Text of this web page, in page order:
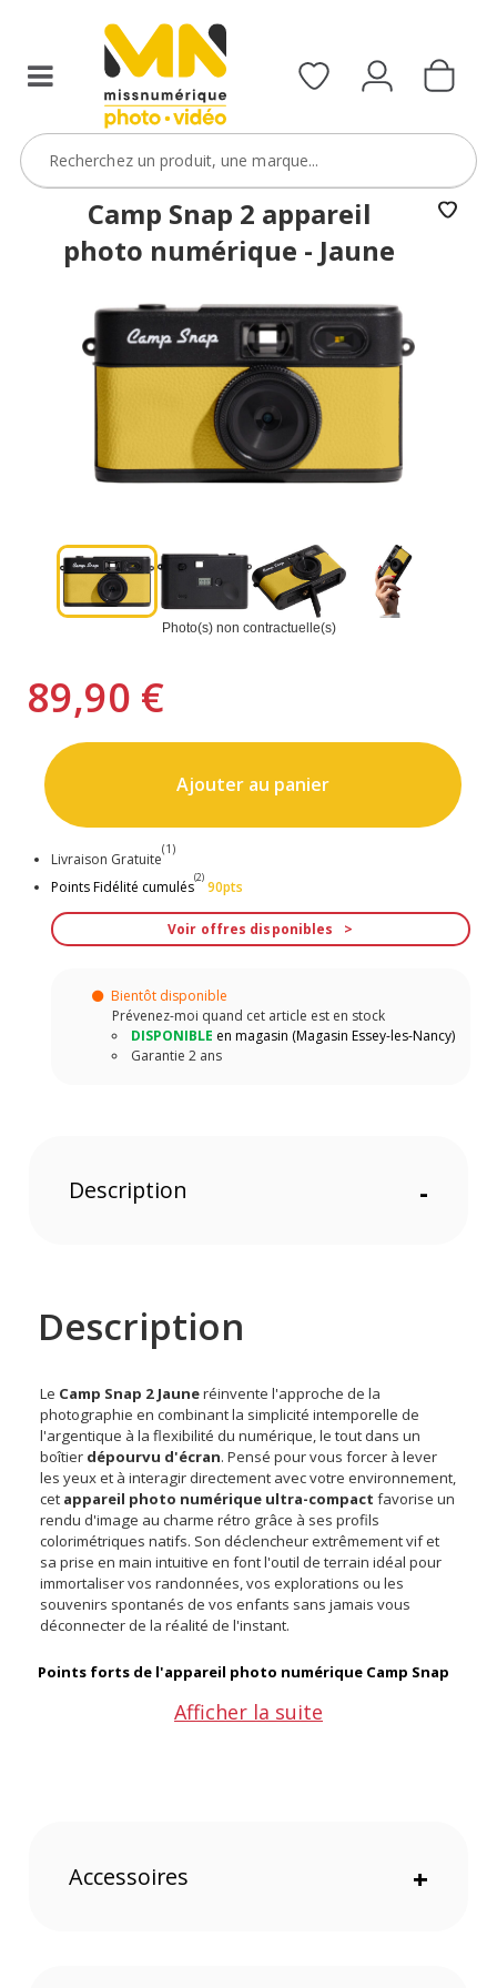
compact,
bridge
ou
étanche)
BoitierBatterie5
Camp Snap 2 appareil
photo numérique - Jaune
Photo(s) non contractuelle(s)
89,90 €
Ajouter au panier
Livraison Gratuite
(1)
Points Fidélité cumulés
(2)
90pts
Voir offres disponibles
Bientôt disponible
Prévenez-moi quand cet article est en stock
DISPONIBLE
en magasin (Magasin Essey-les-Nancy)
Garantie 2 ans
Description -
Description
Le Camp Snap 2 Jauneréinvente l'approche de la
photographie en combinant la simplicité intemporelle de
l'argentique à la flexibilité du numérique, le tout dans un
boîtier dépourvu d'écran. Pensé pour vous forcer à lever
les yeux et à interagir directement avec votre environnement,
cet appareil photo numérique ultra-compact favorise un
rendu d'image au charme rétro grâce à ses profils
colorimétriques natifs. Son déclencheur extrêmement vif et
sa prise en main intuitive en font l'outil de terrain idéal pour
immortaliser vos randonnées, vos explorations ou les
souvenirs spontanés de vos enfants sans jamais vous
déconnecter de la réalité de l'instant.
Points forts de l'appareil photo numérique Camp Snap
Batterie endurante offrant jusqu'à cinq cents
Afficher la suite
Accessoires +